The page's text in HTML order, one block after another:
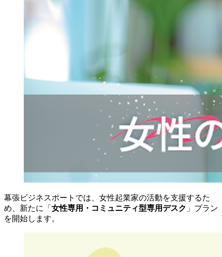
幕張ビジネスポートでは、女性起業家の活動を支援するた
め、新たに「 女性専用・コミュニティ型専用デスク 」プラン
を開始します。